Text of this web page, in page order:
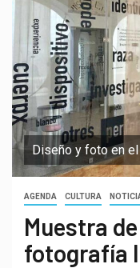
Diseño y foto en
AGENDA CULTURA
Muestra
fotografía